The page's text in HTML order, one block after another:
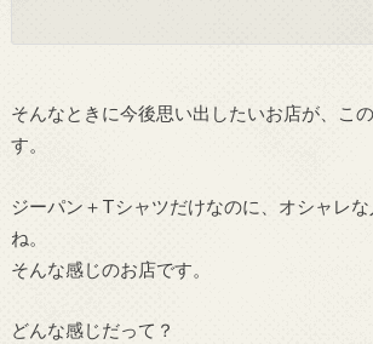
そんなときに今後思い出したいお店が、この
す。
ジーパン＋Tシャツだけなのに、オシャレな
ね。
そんな感じのお店です。
どんな感じだって？